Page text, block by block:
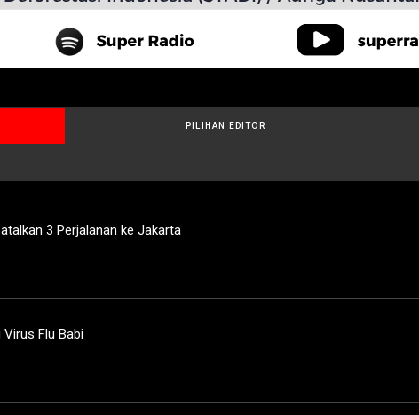
PILIHAN EDITOR
3 Perjalanan ke Jakarta
Virus Flu Babi